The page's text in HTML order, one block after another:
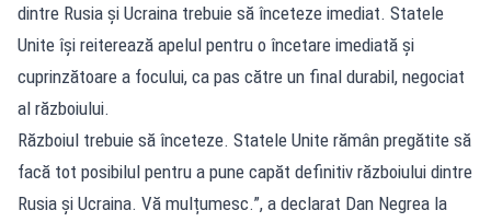
dintre Rusia și Ucraina trebuie să înceteze imediat. Statele
Unite își reiterează apelul pentru o încetare imediată și
cuprinzătoare a focului, ca pas către un final durabil, negociat
al războiului.
Războiul trebuie să înceteze. Statele Unite rămân pregătite să
facă tot posibilul pentru a pune capăt definitiv războiului dintre
Rusia și Ucraina. Vă mulțumesc.”, a declarat Dan Negrea la